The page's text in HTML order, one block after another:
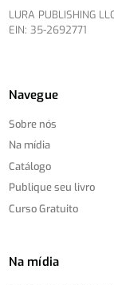
LURA PUBLISHING
EIN: 35-2692771
Navegue
Sobre nós
Na mídia
Catálogo
Publique seu livro
Curso Gratuito
Na mídia